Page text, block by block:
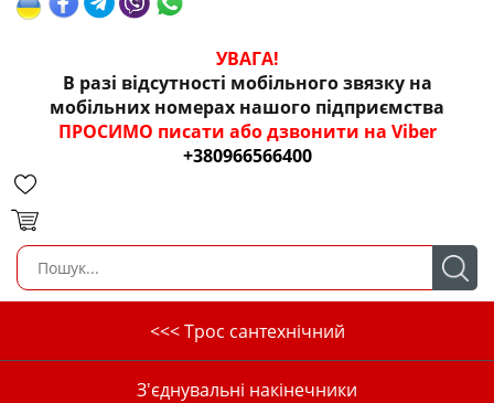
УВАГА!
В разі відсутності мобільного звязку на
мобільних номерах нашого підприємства
ПРОСИМО писати або дзвонити на Viber
+380966566400
<<< Трос сантехнічний
З'єднувальні накінечники